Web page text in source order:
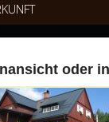
oder